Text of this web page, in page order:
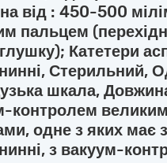
від : 450-500
пальцем
Катетери
Стерильний,
шкала,
контролем
одне з яких має
з вакуум-